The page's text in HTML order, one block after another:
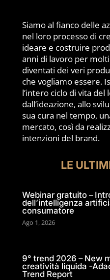
Siamo al fianco delle
nel loro processo di
ideare e costruire
anni di lavoro per
diventati dei veri
che vogliamo essere.
l’intero ciclo di vita
dall’ideazione, allo
sua cura nel tempo,
mercato, così da
intenzioni del brand.
LE
Webinar gratuito –
dell’intelligenza
consumatore
Ago 1, 2026
9° trend 2026 – New
creatività liquida -
Trend Report